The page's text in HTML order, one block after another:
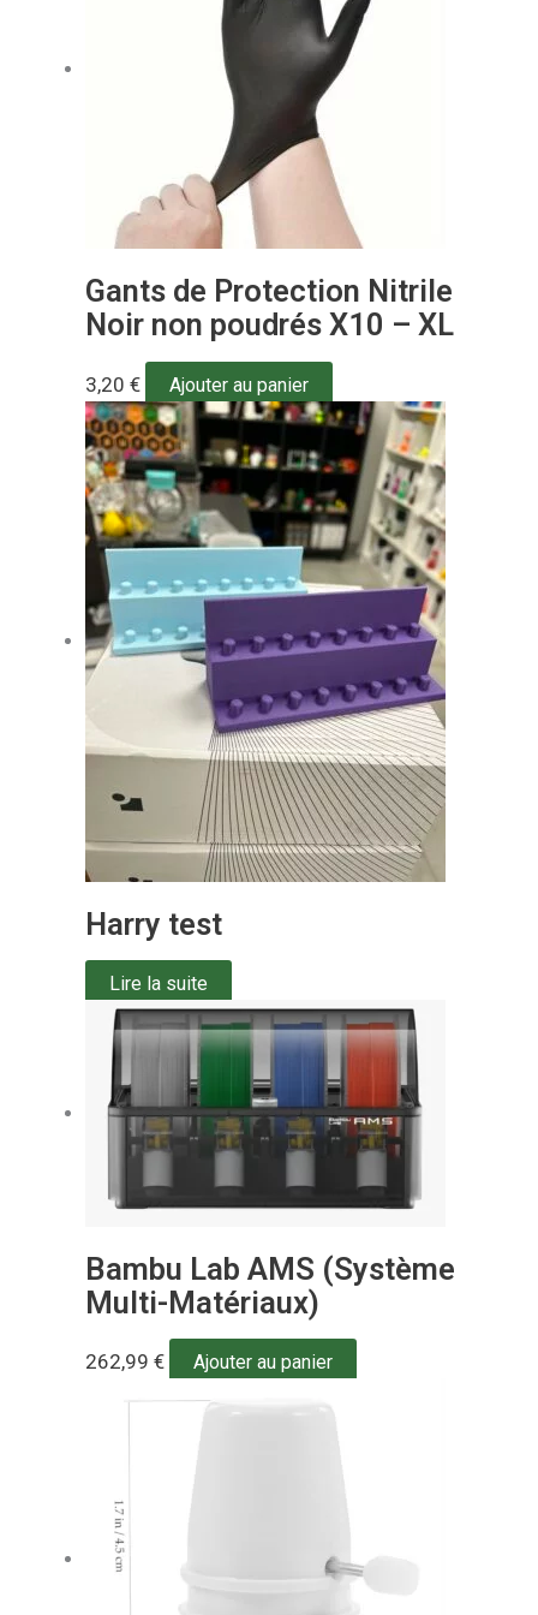
Gants de Protection Nitrile
Noir non poudrés X10 – XL
3,20 € Ajouter au panier
Harry test
Lire la suite
Bambu Lab AMS (Système
Multi-Matériaux)
262,99 € Ajouter au panier